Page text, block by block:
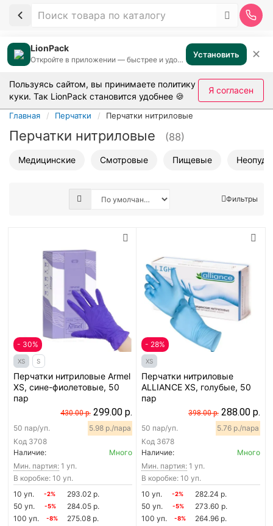
LionPack
Откройте в приложении — быстрее и удобнее Установить ✕
Пользуясь сайтом, вы принимаете политику
куки. Так LionPack становится удобнее 🍪
Я согласен
Главная Перчатки Перчатки нитриловые
Перчатки нитриловые (88)
Медицинские Смотровые Пищевые
Фильтры
- 30%
XS S
Перчатки нитриловые Armel
XS, сине-фиолетовые, 50
пар
430.00 р. 299.00 р.
Код 3708
50 пар/уп. 5.98 р./пара
Наличие:
Много
Мин. партия: 1 уп.
В коробке: 10 уп.
10 уп.
-2%
293.02 р.
50 уп.
-5%
284.05 р.
100 уп.
-8% 275.08 р.
- 28%
XS
Перчатки нитриловые
ALLIANCE XS, голубые, 50
пар
398.00 р. 288.00 р.
Код 3678
50 пар/уп. 5.76 р./пара
Наличие:
Много
Мин. партия: 1 уп.
В коробке: 10 уп.
10 уп.
-2%
282.24 р.
50 уп.
-5%
273.60 р.
100 уп.
-8% 264.96 р.